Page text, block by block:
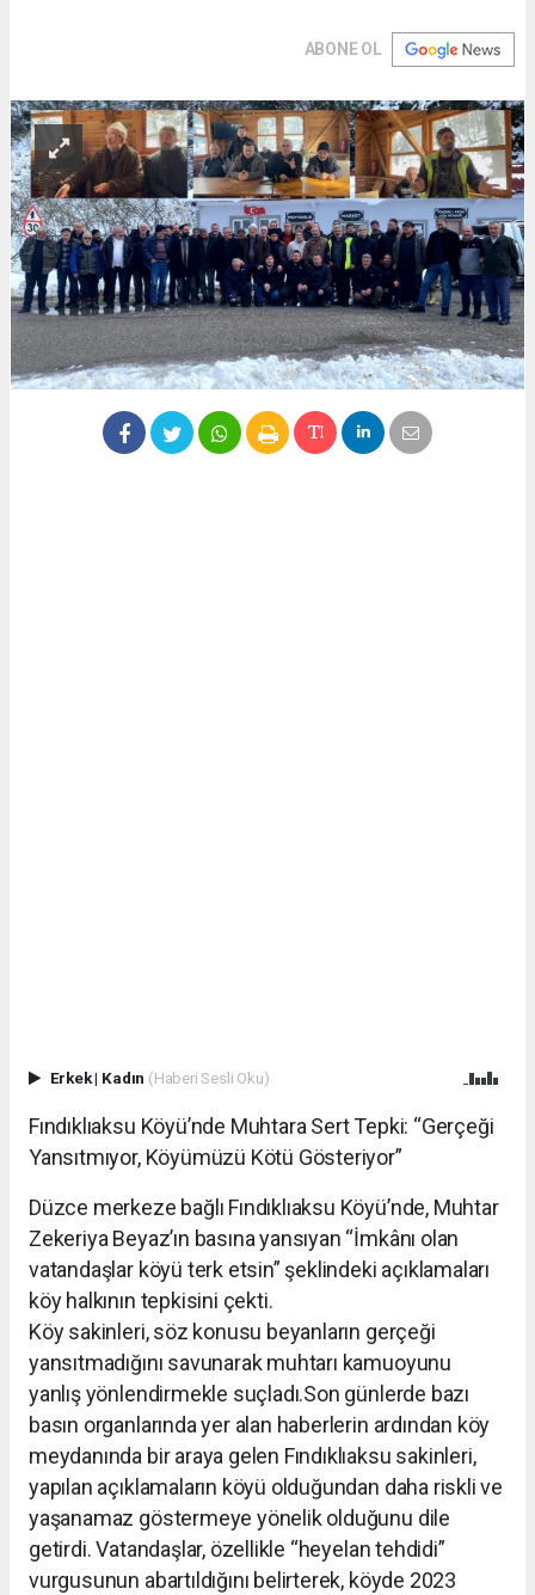
ABONE OL
Erkek| Kadın (Haberi Sesli Oku)
Fındıklıaksu Köyü’nde Muhtara Sert Tepki: “Gerçeği
Yansıtmıyor, Köyümüzü Kötü Gösteriyor”
Düzce merkeze bağlı Fındıklıaksu Köyü’nde, Muhtar
Zekeriya Beyaz’ın basına yansıyan “İmkânı olan
vatandaşlar köyü terk etsin” şeklindeki açıklamaları
köy halkının tepkisini çekti.
Köy sakinleri, söz konusu beyanların gerçeği
yansıtmadığını savunarak muhtarı kamuoyunu
yanlış yönlendirmekle suçladı.Son günlerde bazı
basın organlarında yer alan haberlerin ardından köy
meydanında bir araya gelen Fındıklıaksu sakinleri,
yapılan açıklamaların köyü olduğundan daha riskli ve
yaşanamaz göstermeye yönelik olduğunu dile
getirdi. Vatandaşlar, özellikle “heyelan tehdidi”
vurgusunun abartıldığını belirterek, köyde 2023